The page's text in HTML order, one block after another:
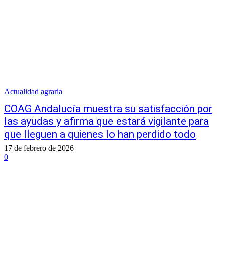
Actualidad agraria
COAG Andalucía muestra su satisfacción por
las ayudas y afirma que estará vigilante para
que lleguen a quienes lo han perdido todo
17 de febrero de 2026
0